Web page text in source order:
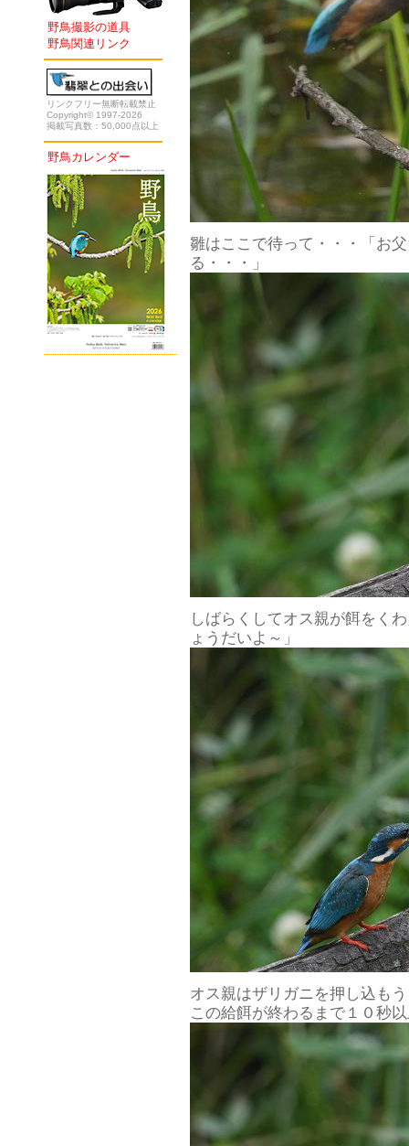
野鳥撮影の道具
野鳥関連リンク
リンクフリー無断転載禁止
Copyright© 1997-2026
掲載写真数：50,000点以上
野鳥カレンダー
雛はここで待って・・・「お
る・・・」
しばらくしてオス親が餌をく
ょうだいよ～」
オス親はザリガニを押し込も
この給餌が終わるまで１０秒